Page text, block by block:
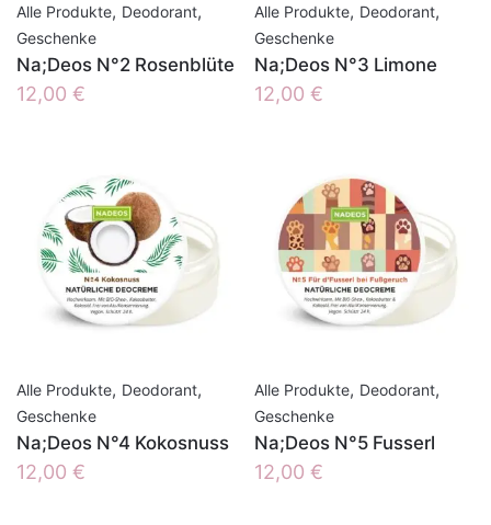
Alle Produkte, Deodorant,
Geschenke
Na;Deos N°2 Rosenblüte
12,00 €
Alle Produkte, Deodorant,
Geschenke
Na;Deos N°3 Limone
12,00 €
Alle Produkte, Deodorant,
Geschenke
Na;Deos N°4 Kokosnuss
12,00 €
Alle Produkte, Deodorant,
Geschenke
Na;Deos N°5 Fusserl
12,00 €